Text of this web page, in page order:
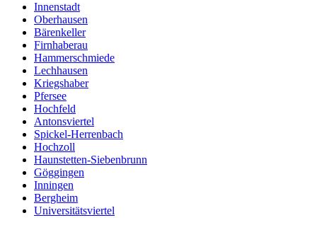
Innenstadt
Oberhausen
Bärenkeller
Firnhaberau
Hammerschmiede
Lechhausen
Kriegshaber
Pfersee
Hochfeld
Antonsviertel
Spickel-Herrenbach
Hochzoll
Haunstetten-Siebenbrunn
Göggingen
Inningen
Bergheim
Universitätsviertel